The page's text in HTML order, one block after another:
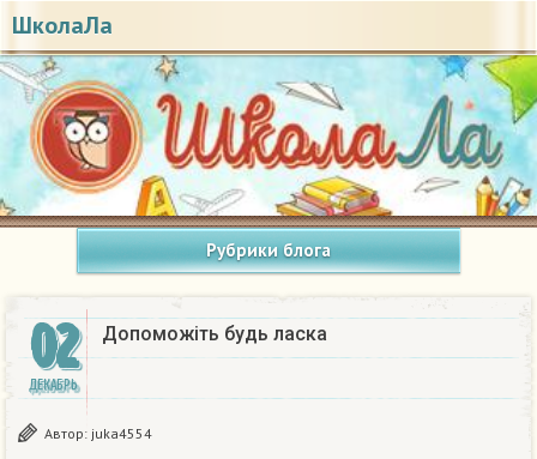
ШколаЛа
Рубрики блога
02
ДЕКАБРЬ
Допоможіть будь ласка​
Автор: juka4554